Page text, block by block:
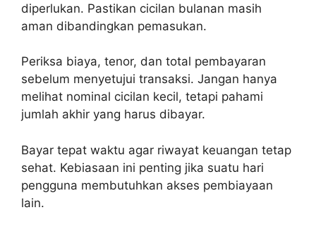
diperlukan. Pastikan cicilan bulanan masih
aman dibandingkan pemasukan.
Periksa biaya, tenor, dan total pembayaran
sebelum menyetujui transaksi. Jangan hanya
melihat nominal cicilan kecil, tetapi pahami
jumlah akhir yang harus dibayar.
Bayar tepat waktu agar riwayat keuangan tetap
sehat. Kebiasaan ini penting jika suatu hari
pengguna membutuhkan akses pembiayaan
lain.